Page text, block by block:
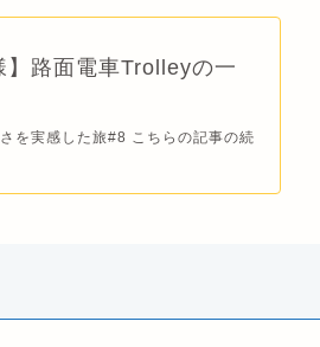
】路面電車Trolleyの一
を実感した旅#8 こちらの記事の続